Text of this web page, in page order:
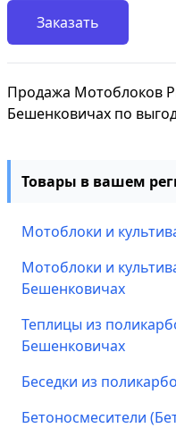
Заказать
Продажа Мотоблоков
Бешенковичах по
Товары в вашем
Мотоблоки и
Мотоблоки и
Бешенковичах
Теплицы из
Бешенковичах
Беседки из
Бетоносмесители